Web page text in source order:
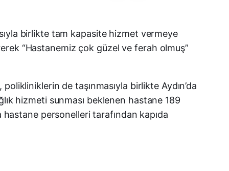
Facebook
WhatsApp
birlikte tam kapasite hizmet vermeye
“Hastanemiz çok güzel ve ferah olmuş”
de taşınmasıyla birlikte Aydın’da
hizmeti sunması beklenen hastane 189
personelleri tarafından kapıda